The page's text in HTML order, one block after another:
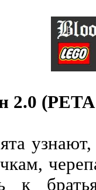
2.0
узнают,
к